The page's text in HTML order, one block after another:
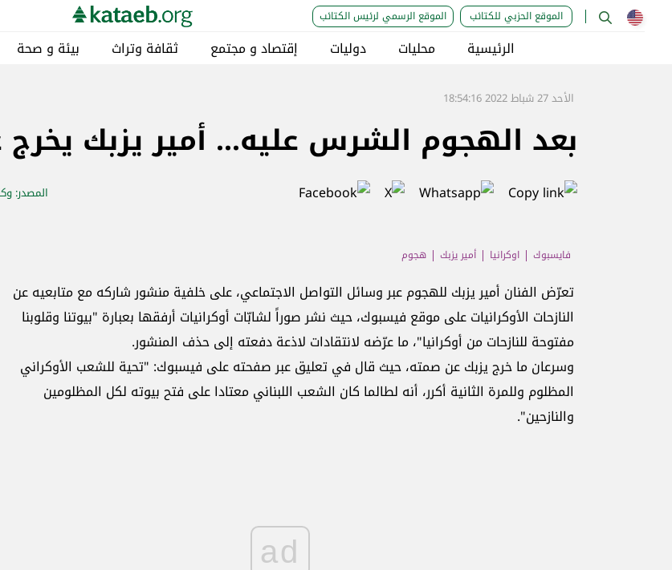
الموقع الحزبي للكتائب الموقع الرسمي لرئيس الكتائب
الرئيسية محليات دوليات إقتصاد و مجتمع ثقافة وتراث بيئة و صحة
الأحد 27 شباط 2022 18:54:16
بعد الهجوم الشرس عليه... أمير يزبك
المصدر:
فايسبوك اوكرانيا أمير يزبك هجوم
تعرّض الفنان أمير يزبك للهجوم عبر وسائل التواصل الاجتماعي، على خلفية منشور شاركه مع متابعيه عن
النازحات الأوكرانيات على موقع فيسبوك، حيث نشر صوراً لشابّات أوكرانيات أرفقها بعبارة "بيوتنا وقلوبنا
مفتوحة للنازحات من أوكرانيا"، ما عرّضه لانتقادات لاذعة دفعته إلى حذف المنشور.
وسرعان ما خرج يزبك عن صمته، حيث قال في تعليق عبر صفحته على فيسبوك: "تحية للشعب الأوكراني
المظلوم وللمرة الثانية أكرر، أنه لطالما كان الشعب اللبناني معتادا على فتح بيوته لكل المظلومين
والنازحين".
ad